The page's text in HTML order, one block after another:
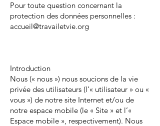
Pour toute question concernant la
protection des données personnelles :
accueil@travailetvie.org
Introduction
Nous (« nous ») nous soucions de la vie
privée des utilisateurs (l’« utilisateur » ou «
vous ») de notre site Internet et/ou de
notre espace mobile (le « Site » et l’«
Espace mobile », respectivement). Nous